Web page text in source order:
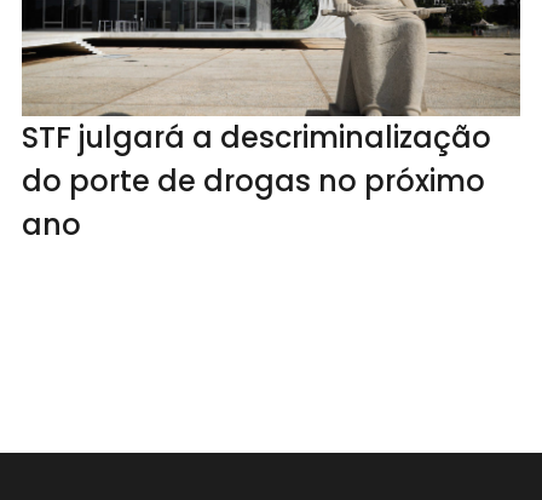
STF julgará a descriminalização
do porte de drogas no próximo
ano